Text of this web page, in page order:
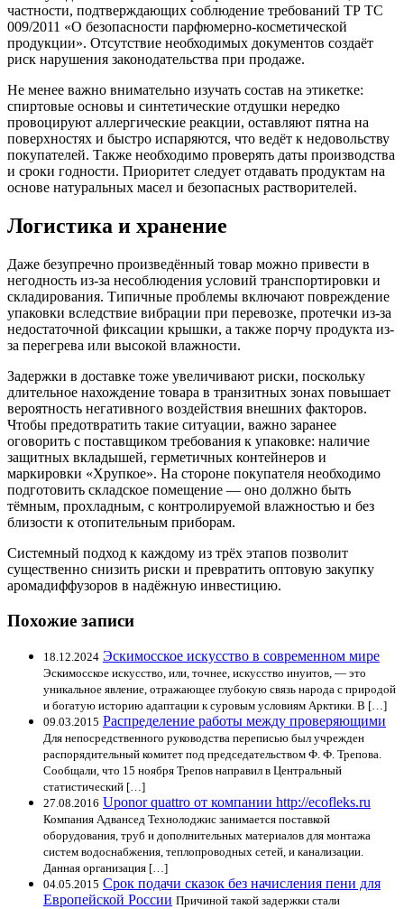
частности, подтверждающих соблюдение требований ТР ТС
009/2011 «О безопасности парфюмерно-косметической
продукции». Отсутствие необходимых документов создаёт
риск нарушения законодательства при продаже.
Не менее важно внимательно изучать состав на этикетке:
спиртовые основы и синтетические отдушки нередко
провоцируют аллергические реакции, оставляют пятна на
поверхностях и быстро испаряются, что ведёт к недовольству
покупателей. Также необходимо проверять даты производства
и сроки годности. Приоритет следует отдавать продуктам на
основе натуральных масел и безопасных растворителей.
Логистика и хранение
Даже безупречно произведённый товар можно привести в
негодность из-за несоблюдения условий транспортировки и
складирования. Типичные проблемы включают повреждение
упаковки вследствие вибрации при перевозке, протечки из-за
недостаточной фиксации крышки, а также порчу продукта из-
за перегрева или высокой влажности.
Задержки в доставке тоже увеличивают риски, поскольку
длительное нахождение товара в транзитных зонах повышает
вероятность негативного воздействия внешних факторов.
Чтобы предотвратить такие ситуации, важно заранее
оговорить с поставщиком требования к упаковке: наличие
защитных вкладышей, герметичных контейнеров и
маркировки «Хрупкое». На стороне покупателя необходимо
подготовить складское помещение — оно должно быть
тёмным, прохладным, с контролируемой влажностью и без
близости к отопительным приборам.
Системный подход к каждому из трёх этапов позволит
существенно снизить риски и превратить оптовую закупку
аромадиффузоров в надёжную инвестицию.
Похожие записи
18.12.2024 Эскимосское искусство в современном мире
Эскимосское искусство, или, точнее, искусство инуитов, — это
уникальное явление, отражающее глубокую связь народа с природой
и богатую историю адаптации к суровым условиям Арктики. В […]
09.03.2015 Распределение работы между проверяющими
Для непосредственного руководства переписью был учрежден
распорядительный комитет под председательством Ф. Ф. Трепова.
Сообщали, что 15 ноября Трепов направил в Центральный
статистический […]
27.08.2016 Uponor quattro от компании http://ecofleks.ru
Компания Адвансед Технолоджис занимается поставкой
оборудования, труб и дополнительных материалов для монтажа
систем водоснабжения, теплопроводных сетей, и канализации.
Данная организация […]
04.05.2015 Срок подачи сказок без начисления пени для
Европейской России Причиной такой задержки стали